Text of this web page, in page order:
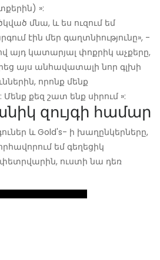
»:
մնա, և ես ուզում եմ
էին մեր գաղտնիությունը», -
այդ կատարյալ փոքրիկ աչքերը,
այս անհավատալի նոր գլխի
որոնք մենք
քեզ շատ ենք սիրում »:
զույգի համար
և Gold's- ի խաղընկերները,
եմ գեղեցիկ
փետրվարին, ուստի նա դեռ